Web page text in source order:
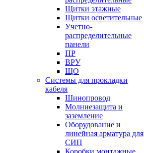
Щитки этажные
Щитки осветительные
Учетно-
распределительные
панели
ПР
ВРУ
ЩО
Системы для прокладки
кабеля
Шинопровод
Молниезащита и
заземление
Оборудование и
линейная арматура для
СИП
Коробки монтажные